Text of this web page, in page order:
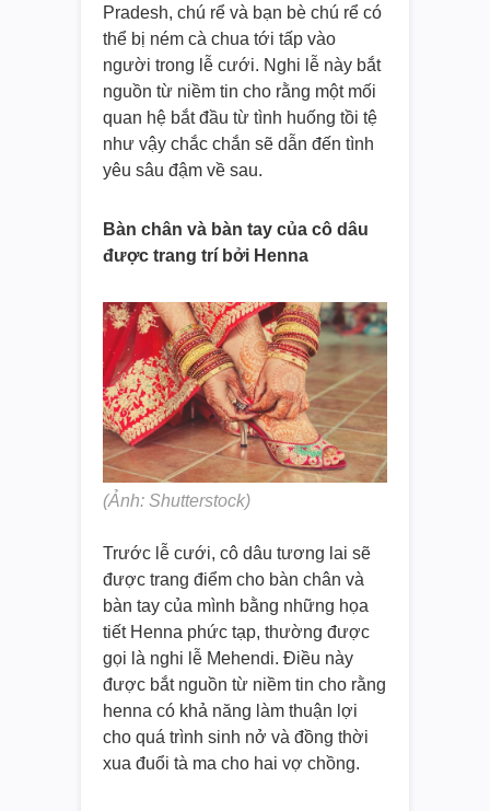
Pradesh, chú rể và bạn bè chú rể có
thể bị ném cà chua tới tấp vào
người trong lễ cưới. Nghi lễ này bắt
nguồn từ niềm tin cho rằng một mối
quan hệ bắt đầu từ tình huống tồi tệ
như vậy chắc chắn sẽ dẫn đến tình
yêu sâu đậm về sau.
Bàn chân và bàn tay của cô dâu
được trang trí bởi Henna
(Ảnh: Shutterstock)
Trước lễ cưới, cô dâu tương lai sẽ
được trang điểm cho bàn chân và
bàn tay của mình bằng những họa
tiết Henna phức tạp, thường được
gọi là nghi lễ Mehendi. Điều này
được bắt nguồn từ niềm tin cho rằng
henna có khả năng làm thuận lợi
cho quá trình sinh nở và đồng thời
xua đuổi tà ma cho hai vợ chồng.